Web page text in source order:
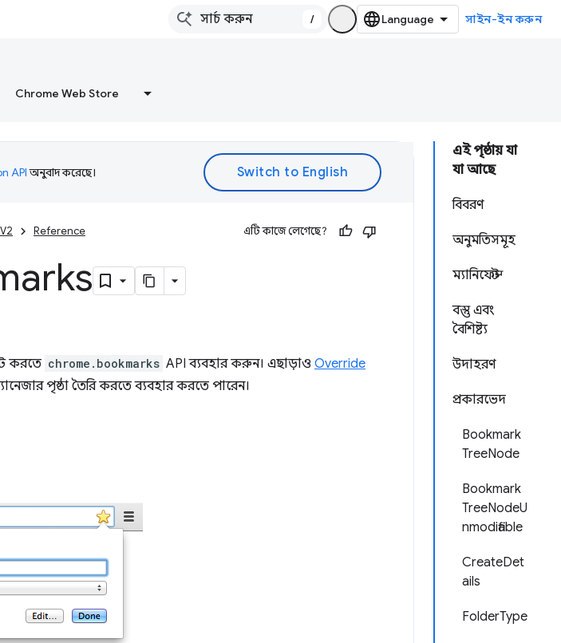
/ সাইন-ইন করুন
Chrome Web Store
এই পৃষ্ঠায় যা
যা আছে
বিবরণ
অনুমতিসমূহ
ম্যানিফেস্ট
বস্তু এবং
বৈশিষ্ট্য
উদাহরণ
প্রকারভেদ
Bookmark
TreeNode
Bookmark
TreeNodeU
nmodifiable
CreateDet
ails
FolderType
APIঅনুবাদ করেছে।
Reference এটি কাজে লেগেছে?
করতে chrome.bookmarks API ব্যবহার করুন। এছাড়াও Override
পৃষ্ঠা তৈরি করতে ব্যবহার করতে পারেন।